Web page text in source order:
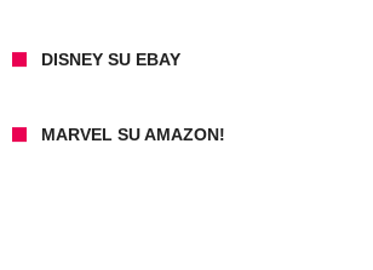
DISNEY SU EBAY
MARVEL SU AMAZON!